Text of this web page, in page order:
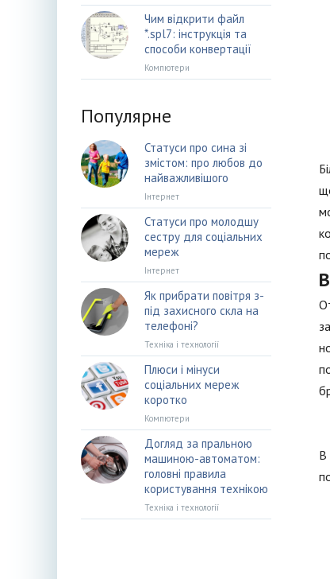
В
Чим відкрити файл
*.spl7: інструкція та
способи конвертації
Компютери
Популярне
Статуси про сина зі
змістом: про любов до
найважливішого
Інтернет
Статуси про молодшу
сестру для соціальних
мереж
Інтернет
Як прибрати повітря з-
під захисного скла на
телефоні?
Техніка і технології
Плюси і мінуси
соціальних мереж
коротко
Компютери
Догляд за пральною
машиною-автоматом:
головні правила
користування технікою
Техніка і технології